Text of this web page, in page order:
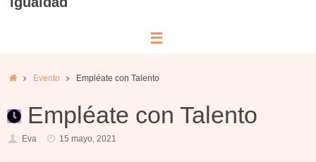
InicioEvento Empléate con Talento
Empléate con Talento
Eva 15 mayo, 2021